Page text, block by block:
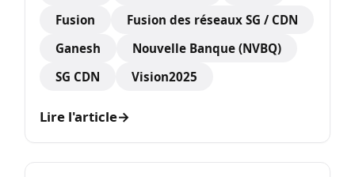
Fusion
Fusion des réseaux SG / CDN
Ganesh
Nouvelle Banque (NVBQ)
SG CDN
Vision2025
Lire l'article→